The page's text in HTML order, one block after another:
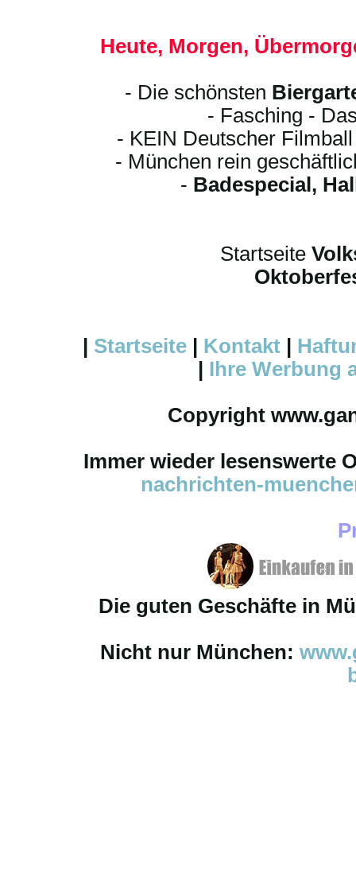
Heute, Morgen,
- Die schönsten
- Fasching -
- KEIN Deutscher
- München rein
- Badespecial,
Startseite
Startseite Kontakt
Ihre Werbung
Copyright
Immer wieder lesenswerte
nachrichten-
Die guten Geschäfte in
Nicht nur München: